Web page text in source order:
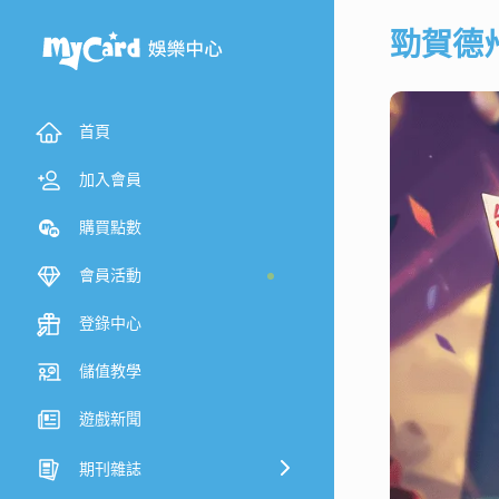
首頁
加入會員
購買點數
會員活動
登錄中心
儲值教學
遊戲新聞
期刊雜誌
勁賀德